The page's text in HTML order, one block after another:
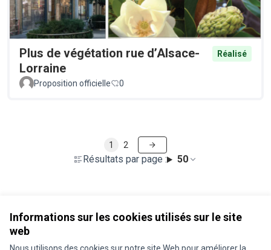
Informations sur les cookies utilisés sur le site
web
Plus de végétation rue d’Alsace-
Lorraine
Réalisé
Proposition officielle 0
Résultats par page : 50
1 2